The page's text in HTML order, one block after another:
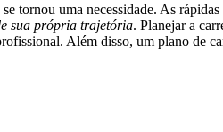
tornou uma necessidade. As
sua própria trajetória. Planejar a
Além disso, um plano de